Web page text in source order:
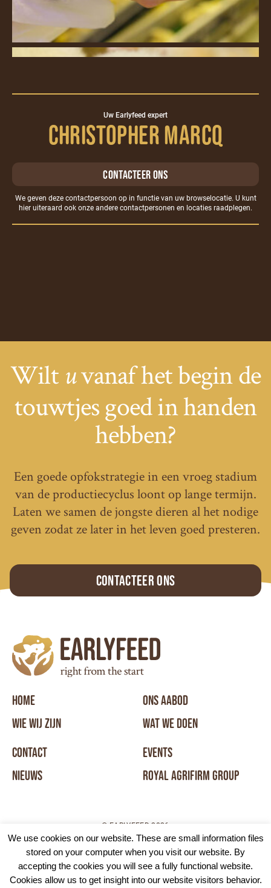
Uw Earlyfeed expert
Christopher Marcq
Contacteer ons
We geven deze contactpersoon op in functie van uw browselocatie. U kunt
hier uiteraard ook onze andere contactpersonen en locaties raadplegen.
Wilt uvanaf het begin de
touwtjes goed in handen
hebben?
Een goede opfokstrategie in een vroeg stadium
van de productiecyclus loont op lange termijn.
Laten we samen de jongste dieren al het nodige
geven zodat ze later in het leven goed presteren.
Contacteer ons
HOME
WIE WIJ ZIJN
ONS AABOD
WAT WE DOEN
CONTACT
NIEUWS
EVENTS
ROYAL AGRIFIRM GROUP
© EARLYFEED 2026
DISCLAIMER COOKIE POLICY ALGEMENE VOORWAARDEN
We use cookies on our website. These are small information files
stored on your computer when you visit our website. By
accepting the cookies you will see a fully functional website.
Cookies allow us to get insight into our website visitors behavior.